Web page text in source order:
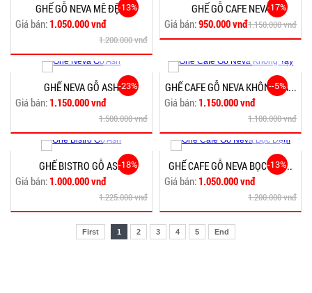
-13%
GHẾ GỖ NEVA MÊ ĐỆM
Giá bán: 1.050.000 vnđ
1.200.000 vnđ
-17%
GHẾ GỖ CAFE NEVA
Giá bán:950.000 vnđ1.150.000 vnđ
-23%
GHẾ NEVA GỖ ASH
Giá bán: 1.150.000 vnđ
1.500.000 vnđ
--5%
GHẾ CAFE GỖ NEVA KHÔNG TA...
Giá bán: 1.150.000 vnđ
1.100.000 vnđ
-18%
GHẾ BISTRO GỖ ASH
Giá bán: 1.000.000 vnđ
1.225.000 vnđ
-13%
GHẾ CAFE GỖ NEVA BỌC Đ�...
Giá bán: 1.050.000 vnđ
1.200.000 vnđ
First 1 2 3 4 5 End